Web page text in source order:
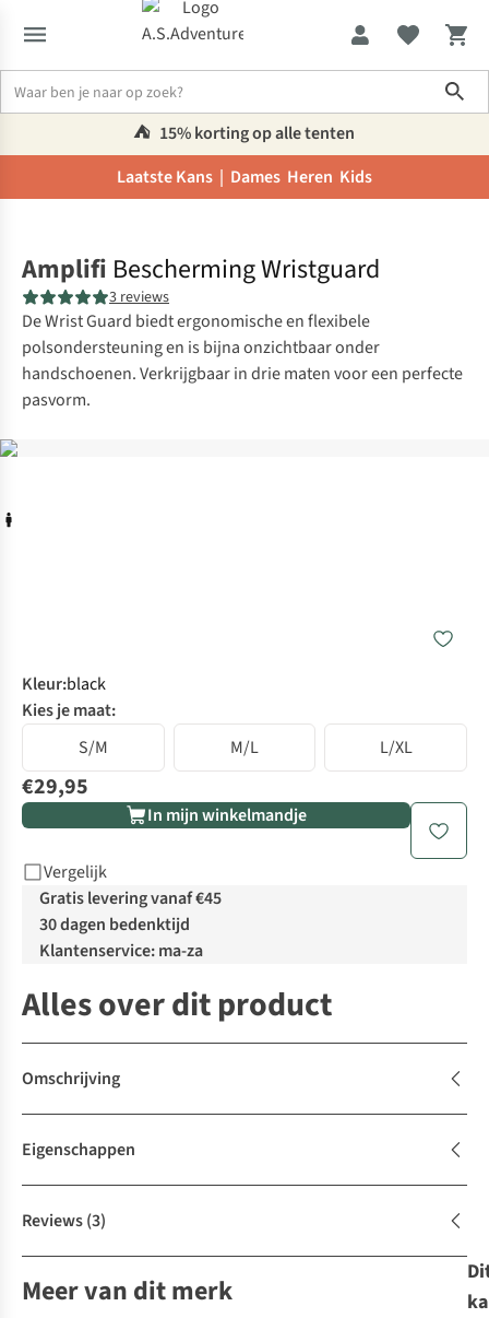
⛺️ 15% korting op alle tenten
Laatste Kans | Dames Heren Kids
Amplifi Bescherming Wristguard
3 reviews
De Wrist Guard biedt ergonomische en flexibele
polsondersteuning en is bijna onzichtbaar onder
handschoenen. Verkrijgbaar in drie maten voor een perfecte
pasvorm.
Kleur:black
Kies je maat:
S/M
M/L L/XL
€29,95
In mijn winkelmandje
Vergelijk
Gratis levering vanaf €45
30 dagen bedenktijd
Klantenservice: ma-za
Alles over dit product
Omschrijving
Eigenschappen
Reviews(3)
Meer van dit merk